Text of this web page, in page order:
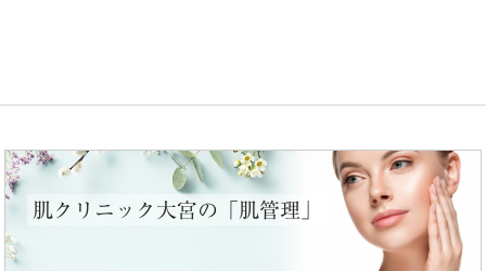
肌クリニック大宮の「肌管理」